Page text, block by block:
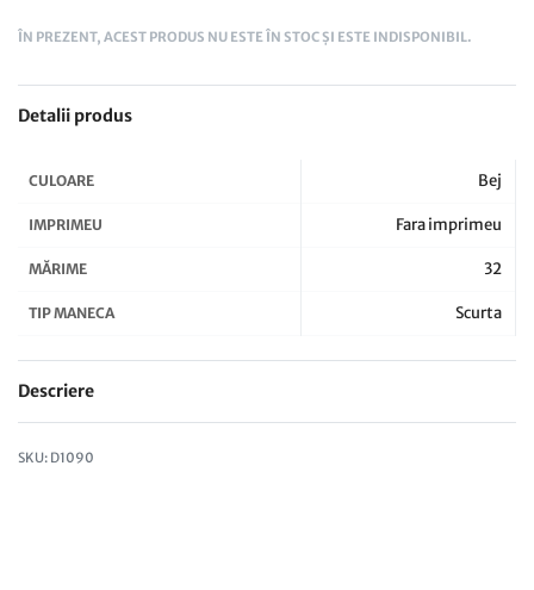
ÎN PREZENT, ACEST PRODUS NU ESTE ÎN STOC ȘI ESTE INDISPONIBIL.
Detalii produs
CULOARE Bej
IMPRIMEU Fara imprimeu
MĂRIME 32
TIP MANECA Scurta
Descriere
D1090